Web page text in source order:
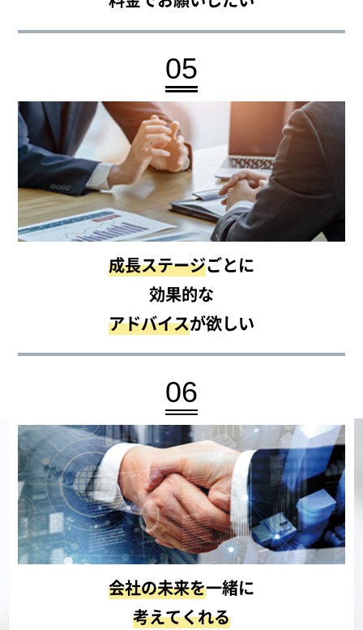
05
成長ステージごとに
効果的な
アドバイスが欲しい
06
会社の未来を一緒に
考えてくれる